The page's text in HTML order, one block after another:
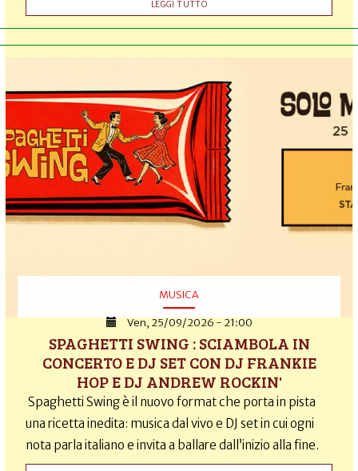
LEGGI TUTTO
MUSICA
Ven, 25/09/2026 - 21:00
SPAGHETTI SWING : SCIAMBOLA IN
CONCERTO E DJ SET CON DJ FRANKIE
HOP E DJ ANDREW ROCKIN'
Spaghetti Swing è il nuovo format che porta in pista
una ricetta inedita: musica dal vivo e DJ set in cui ogni
nota parla italiano e invita a ballare dall’inizio alla fine.